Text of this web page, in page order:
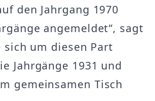
den Jahrgang 1970
angemeldet“, sagt
um diesen Part
Jahrgänge 1931 und
gemeinsamen Tisch